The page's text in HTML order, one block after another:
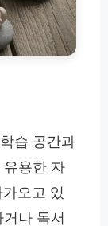
습 공간과
유용한 자
오고 있
나 독서